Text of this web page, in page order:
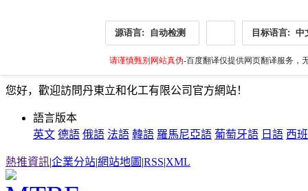
源语言: 自动检测 目标语言: 中
请谨慎甄别网站真伪-百度翻译仅提供网页翻译服务，